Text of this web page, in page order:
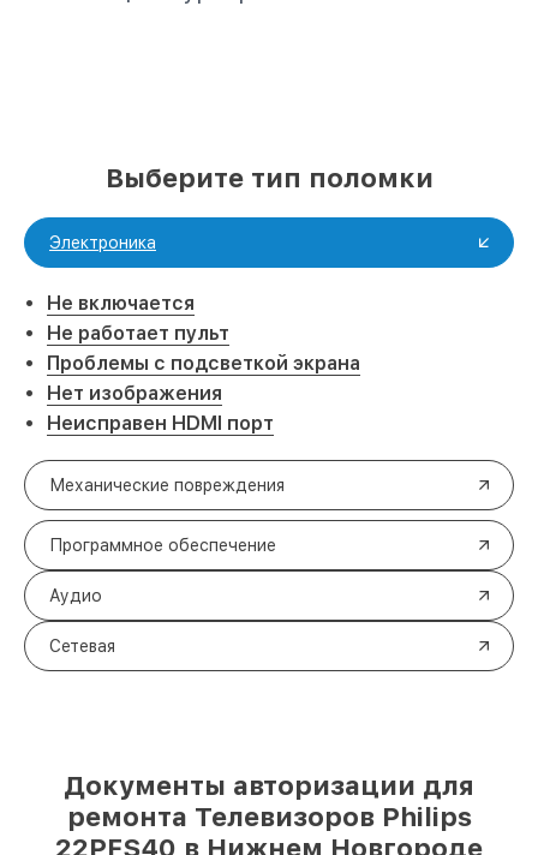
Выберите тип поломки
Электроника
Не включается
Не работает пульт
Проблемы с подсветкой экрана
Нет изображения
Неисправен HDMI порт
Механические повреждения
Программное обеспечение
Аудио
Сетевая
Документы авторизации для
ремонта Телевизоров Philips
22PFS40 в Нижнем Новгороде